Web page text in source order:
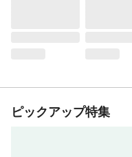
ピックアップ特集